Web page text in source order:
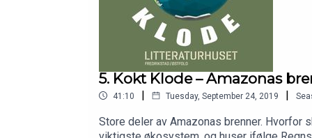
5. Kokt Klode – Amazonas
41:10 | Tuesday, September 24, 2019 |
Store deler av Amazonas brenner.